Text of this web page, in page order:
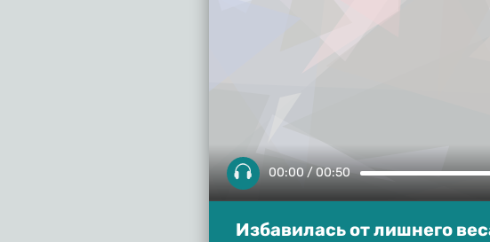
00:00 / 00:50
Избавилась от лишнего